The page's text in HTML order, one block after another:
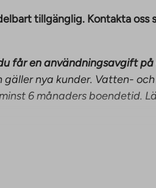
tillgänglig. Kontakta oss
får en användningsavgift
gäller nya kunder. Vatten-
6 månaders boendetid.
ljusa hörnlägenhet